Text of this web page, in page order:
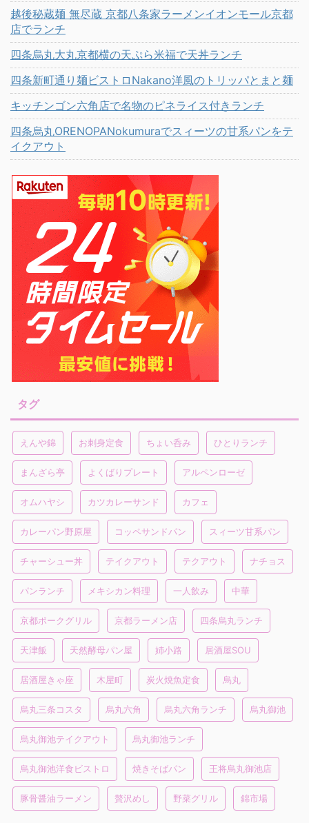
越後秘蔵麺 無尽蔵 京都八条家ラーメンイオンモール京都
店でランチ
四条烏丸大丸京都横の天ぷら米福で天丼ランチ
四条新町通り麺ビストロNakano洋風のトリッパとまと麺
キッチンゴン六角店で名物のピネライス付きランチ
四条烏丸ORENOPANokumuraでスィーツの甘系パンをテ
イクアウト
タグ
えんや錦 お刺身定食 ちょい呑み ひとりランチ
まんざら亭 よくばりプレート アルペンローゼ
オムハヤシ カツカレーサンド カフェ
カレーパン野原屋 コッペサンドパン スィーツ甘系パン
チャーシュー丼 テイクアウト テクアウト ナチョス
パンランチ メキシカン料理 一人飲み 中華
京都ポークグリル 京都ラーメン店 四条烏丸ランチ
天津飯 天然酵母パン屋 姉小路 居酒屋SOU
居酒屋きゃ座 木屋町 炭火焼魚定食 烏丸
烏丸三条コスタ 烏丸六角 烏丸六角ランチ 烏丸御池
烏丸御池テイクアウト 烏丸御池ランチ
烏丸御池洋食ビストロ 焼きそばパン 王将烏丸御池店
豚骨醤油ラーメン 贅沢めし 野菜グリル 錦市場